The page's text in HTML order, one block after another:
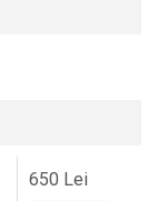
650 Lei